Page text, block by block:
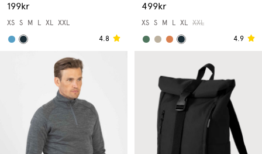
199kr
XS S M L XL XXL
4.8
499kr
XS S M L XL XXL
4.9